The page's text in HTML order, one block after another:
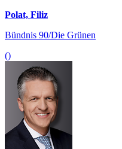
Polat, Filiz
Bündnis 90/Die Grünen
()